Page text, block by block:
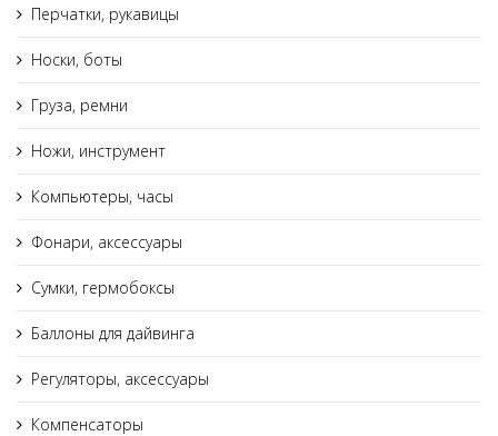
Перчатки, рукавицы
Носки, боты
Груза, ремни
Ножи, инструмент
Компьютеры, часы
Фонари, аксессуары
Сумки, гермобоксы
Баллоны для дайвинга
Регуляторы, аксессуары
Компенсаторы